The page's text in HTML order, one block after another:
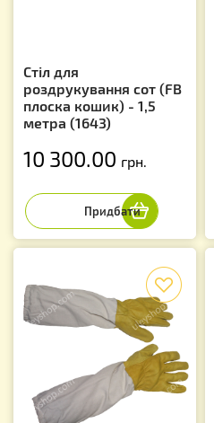
Стіл для
роздрукування сот (FB
плоска кошик) - 1,5
метра (1643)
10 300.00 грн.